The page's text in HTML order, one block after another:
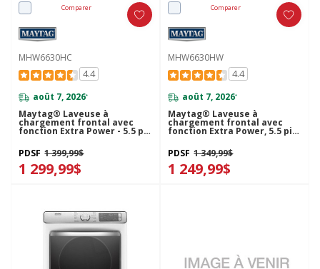
Comparer
MHW6630HC
4.4
août 7, 2026*
Maytag® Laveuse à
chargement frontal avec
fonction Extra Power - 5.5 pi
PDSF 1 399,99$
1 299,99$
Comparer
MHW6630HW
4.4
août 7, 2026*
Maytag® Laveuse à
chargement frontal avec
fonction Extra Power, 5.5 pi³
PDSF 1 349,99$
1 249,99$